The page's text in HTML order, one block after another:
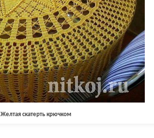
Желтая скатерть крючком